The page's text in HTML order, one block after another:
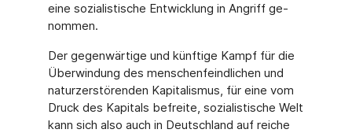
eine sozialistische Entwicklung in Angriff ge­
nommen.
Der gegenwärtige und künftige Kampf für die
Überwindung des menschenfeindlichen und
naturzerstörenden Kapitalismus, für eine vom
Druck des Kapitals befreite, sozialistische Welt
kann sich also auch in Deutschland auf reiche